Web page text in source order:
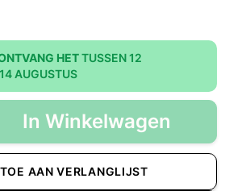
HETTUSSEN 12
AUGUSTUS
In Winkelwagen
AAN VERLANGLIJST